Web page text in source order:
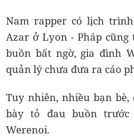
Nam rapper có lịch
Azar ở Lyon - Pháp
buồn bất ngờ, gia đình
quản lý chưa đưa ra cáo
Tuy nhiên, nhiều bạn bè,
bày tỏ đau buồn
Werenoi.